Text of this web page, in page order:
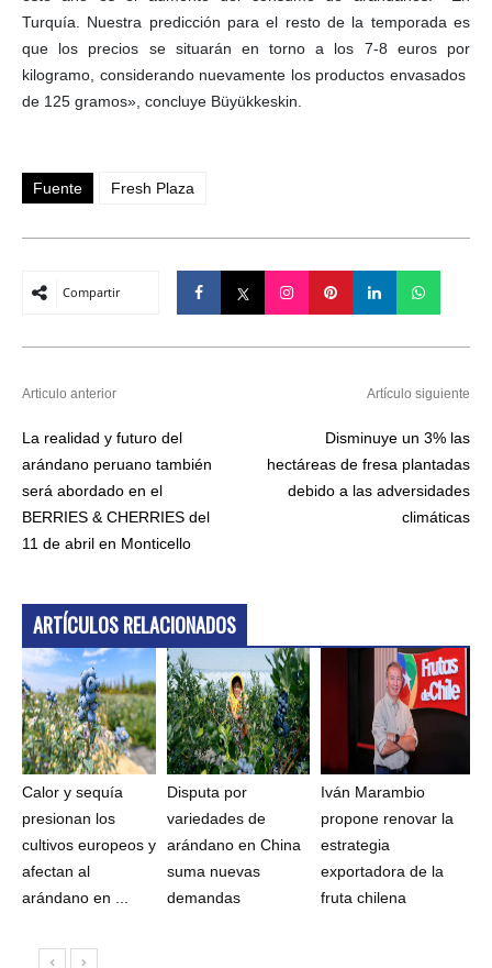
Turquía. Nuestra predicción para el resto de la temporada es
que los precios se situarán en torno a los 7-8 euros por
kilogramo, considerando nuevamente los productos envasados ​​
de 125 gramos», concluye Büyükkeskin.
Fuente Fresh Plaza
Compartir
Articulo anterior
La realidad y futuro del
arándano peruano también
será abordado en el
BERRIES & CHERRIES del
11 de abril en Monticello
Artículo siguiente
Disminuye un 3% las
hectáreas de fresa plantadas
debido a las adversidades
climáticas
ARTÍCULOS RELACIONADOS
Calor y sequía
presionan los
cultivos europeos y
afectan al
arándano en ...
Disputa por
variedades de
arándano en China
suma nuevas
demandas
Iván Marambio
propone renovar la
estrategia
exportadora de la
fruta chilena